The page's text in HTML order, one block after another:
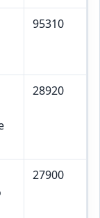
95310
28920
27900